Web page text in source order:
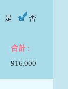
是 否
916,000